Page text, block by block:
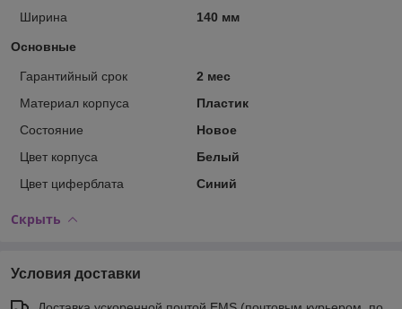
Ширина
140 мм
Основные
Гарантийный срок
2 мес
Материал корпуса
Пластик
Состояние
Новое
Цвет корпуса
Белый
Цвет циферблата
Синий
Скрыть
Условия доставки